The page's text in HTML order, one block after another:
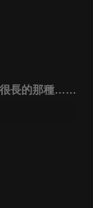
很長的那種……